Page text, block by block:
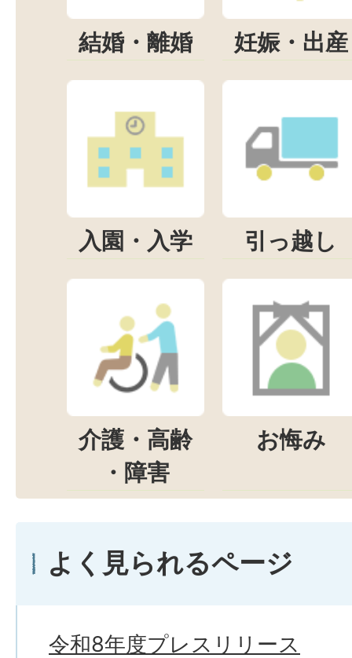
結婚・離婚 妊娠・出産
入園・入学 引っ越し
介護・高齢
・障害
お悔み
よく見られるページ
令和8年度プレスリリース